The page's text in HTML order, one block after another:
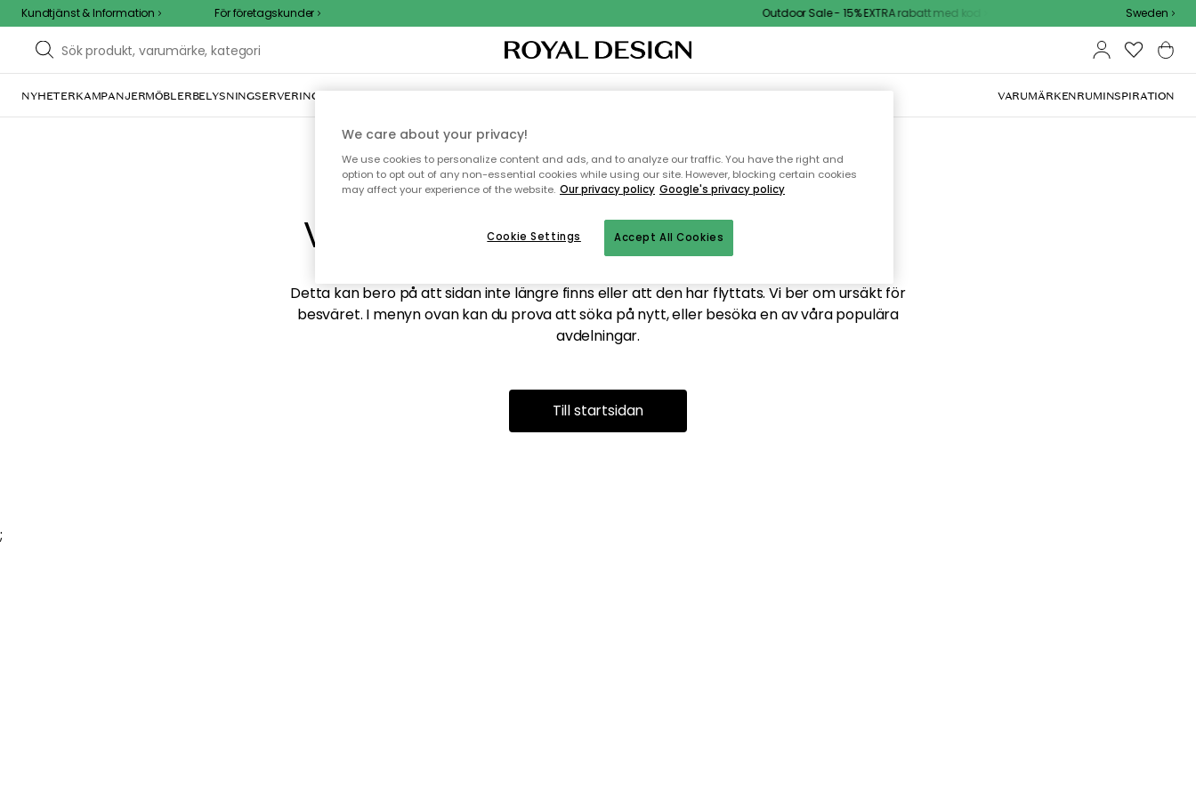
Kundtjänst & Information För företagskunder Outdoor Sale - 15% EXTRA rabatt med kod Sweden
NYHETERKAMPANJERMÖBLERBELYSNINGSERVERING INREDNINGTEXTIL & MATTORKÖKETFÖRVARINGUTEMÖBLER VARUMÄRKENRUMINSPIRATION
Vi hittar tyvärr inte sidan du söker
Detta kan bero på att sidan inte längre finns eller att den har flyttats. Vi ber om ursäkt för
besväret. I menyn ovan kan du prova att söka på nytt, eller besöka en av våra populära
avdelningar.
Till startsidan
;
We care about your privacy!
We use cookies to personalize content and ads, and to analyze our traffic. You have the right and
option to opt out of any non-essential cookies while using our site. However, blocking certain cookies
may affect your experience of the website. Our privacy policy Google's privacy policy
Accept All Cookies
Cookie Settings